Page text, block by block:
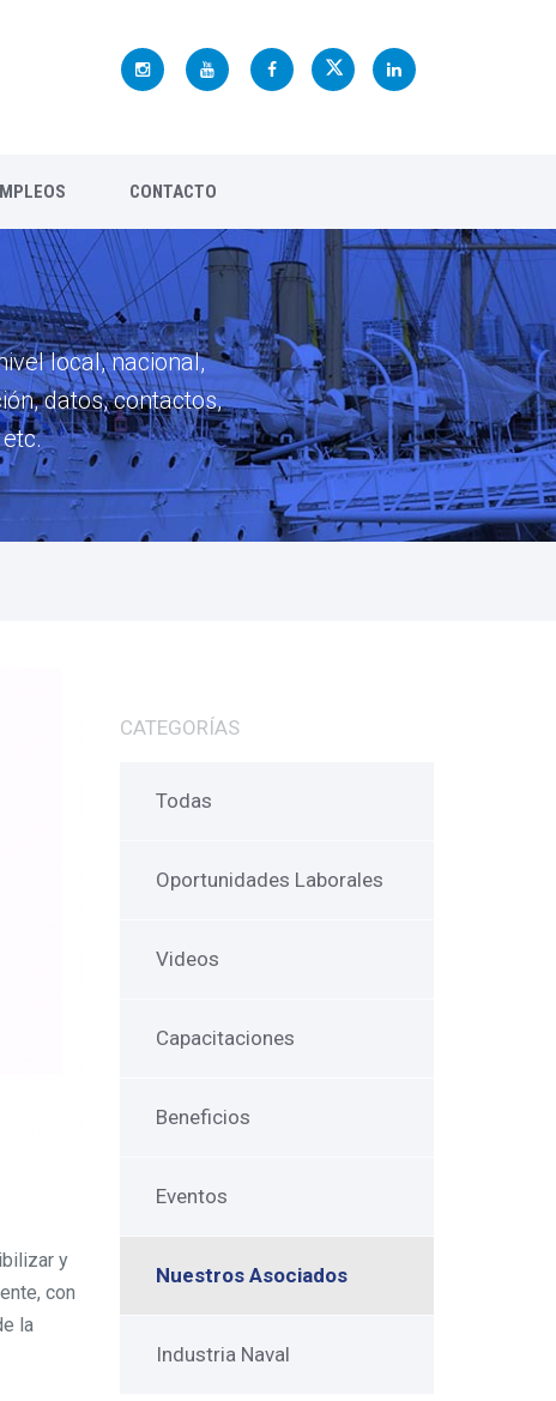
CONTACTO
local, nacional,
datos, contactos,
y
con
la
CATEGORÍAS
Todas
Oportunidades Laborales
Videos
Capacitaciones
Beneficios
Eventos
Nuestros Asociados
Industria Naval